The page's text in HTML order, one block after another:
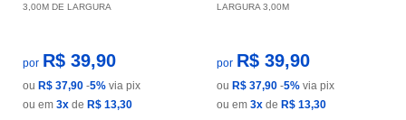
3,00M DE LARGURA
por R$ 39,90
ou R$ 37,90 -5% via pix
ou em 3x de R$ 13,30
LARGURA 3,00M
por R$ 39,90
ou R$ 37,90 -5% via pix
ou em 3x de R$ 13,30